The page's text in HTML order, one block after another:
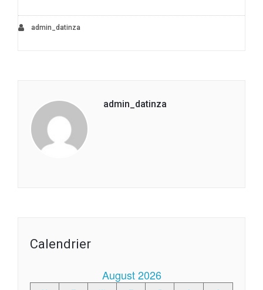
admin_datinza
admin_datinza
Calendrier
August 2026